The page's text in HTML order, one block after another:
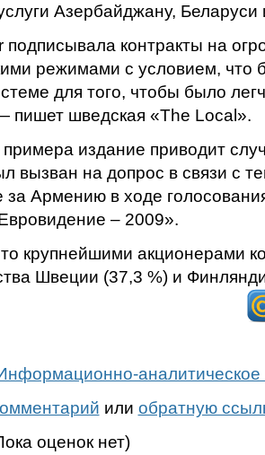
Азербайджану, Беларуси
подписывала контракты на
режимами с условием, что
для того, чтобы было
пишет шведская «The Local».
примера издание приводит
вызван на допрос в связи с
Армению в ходе
– 2009».
крупнейшими акционерами
Швеции (37,3 %) и
аналитическое
или обратную
оценок нет)